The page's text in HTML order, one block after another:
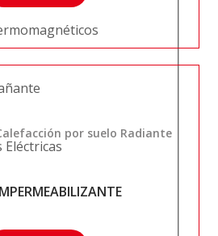
Eléctricas
por suelo Radiante